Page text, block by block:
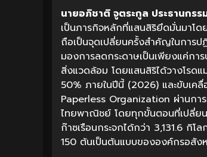
นายอภิชาติ จูตระกูล ประธานกร
เป็นภารกิจหลักที่แสนสิริยึดมั่นมาโ
ถือเป็นจุดเปลี่ยนครั้งสำคัญในการป
มองการลดกระดาษเป็นเพียงแค่กา
สิ่งแวดล้อม โดยแสนสิริได้วางโรดแ
50% ภายในปีนี้ (2026) และขับเค
Paperless Organization ผ่านกา
ไทยพาณิชย์ โดยทุกขั้นตอนที่เปลี่ย
ก๊าซเรือนกระจกได้กว่า 3,131.6 กิ
150 ต้นเป็นต้นแบบขององค์กรอสัง